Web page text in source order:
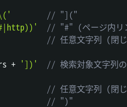
// "]("
// "#" (ページ内リ
// 任意文字列 (閉
+ '])'
// 検索対象文字列
// 任意文字列 (閉
// ")"